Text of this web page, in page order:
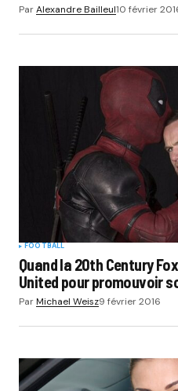
ParAlexandre Bailleul10 février
FOOTBALL
Quand la 20th Century
United pour promouvoir
ParMichael Weisz9 février 2016